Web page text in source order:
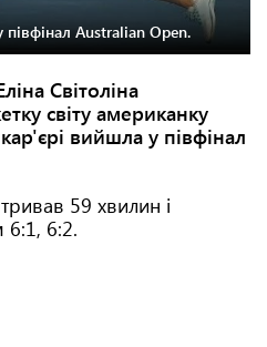
Australian Open.
Світоліна
світу американку
вийшла у півфінал
59 хвилин і
6:1, 6:2.